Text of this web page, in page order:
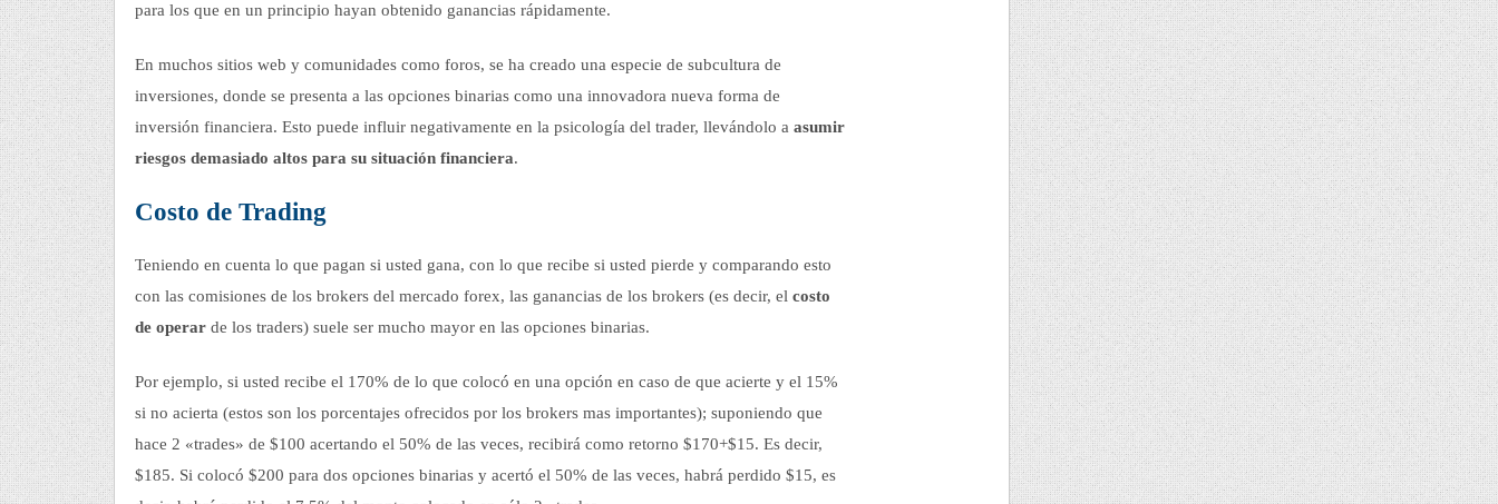
para los que en un principio hayan obtenido ganancias rápidamente.
En muchos sitios web y comunidades como foros, se ha creado una especie de subcultura de
inversiones, donde se presenta a las opciones binarias como una innovadora nueva forma de
inversión financiera. Esto puede influir negativamente en la psicología del trader, llevándolo a asumir
riesgos demasiado altos para su situación financiera.
Costo de Trading
Teniendo en cuenta lo que pagan si usted gana, con lo que recibe si usted pierde y comparando esto
con las comisiones de los brokers del mercado forex, las ganancias de los brokers (es decir, el costo
de operar de los traders) suele ser mucho mayor en las opciones binarias.
Por ejemplo, si usted recibe el 170% de lo que colocó en una opción en caso de que acierte y el 15%
si no acierta (estos son los porcentajes ofrecidos por los brokers mas importantes); suponiendo que
hace 2 «trades» de $100 acertando el 50% de las veces, recibirá como retorno $170+$15. Es decir,
$185. Si colocó $200 para dos opciones binarias y acertó el 50% de las veces, habrá perdido $15, es